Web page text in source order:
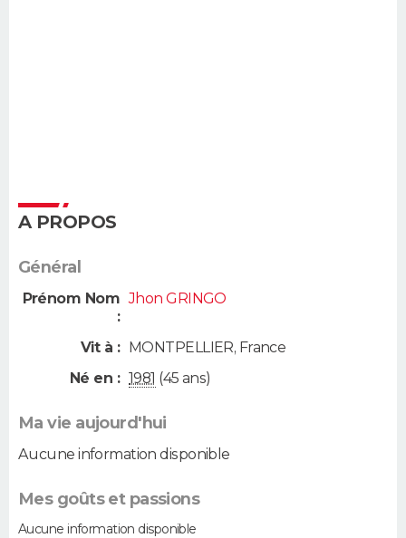
A PROPOS
Général
Prénom Nom
:
Jhon GRINGO
Vit à : MONTPELLIER, France
Né en : 1981 (45 ans)
Ma vie aujourd'hui
Aucune information disponible
Mes goûts et passions
Aucune information disponible